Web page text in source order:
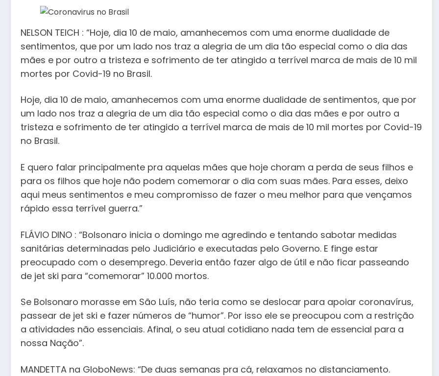
NELSON TEICH : “Hoje, dia 10 de maio, amanhecemos com uma enorme dualidade de
sentimentos, que por um lado nos traz a alegria de um dia tão especial como o dia das
mães e por outro a tristeza e sofrimento de ter atingido a terrível marca de mais de 10 mil
mortes por Covid-19 no Brasil.
Hoje, dia 10 de maio, amanhecemos com uma enorme dualidade de sentimentos, que por
um lado nos traz a alegria de um dia tão especial como o dia das mães e por outro a
tristeza e sofrimento de ter atingido a terrível marca de mais de 10 mil mortes por Covid-19
no Brasil.
E quero falar principalmente pra aquelas mães que hoje choram a perda de seus filhos e
para os filhos que hoje não podem comemorar o dia com suas mães. Para esses, deixo
aqui meus sentimentos e meu compromisso de fazer o meu melhor para que vençamos
rápido essa terrível guerra.”
FLÁVIO DINO : “Bolsonaro inicia o domingo me agredindo e tentando sabotar medidas
sanitárias determinadas pelo Judiciário e executadas pelo Governo. E finge estar
preocupado com o desemprego. Deveria então fazer algo de útil e não ficar passeando
de jet ski para “comemorar” 10.000 mortos.
Se Bolsonaro morasse em São Luís, não teria como se deslocar para apoiar coronavírus,
passear de jet ski e fazer números de “humor”. Por isso ele se preocupou com a restrição
a atividades não essenciais. Afinal, o seu atual cotidiano nada tem de essencial para a
nossa Nação”.
MANDETTA na GloboNews: “De duas semanas pra cá, relaxamos no distanciamento.